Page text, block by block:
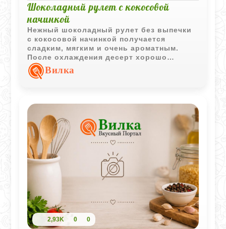
Шоколадный рулет с кокосовой
начинкой
Нежный шоколадный рулет без выпечки
с кокосовой начинкой получается
сладким, мягким и очень ароматным.
После охлаждения десерт хорошо
держит форму и красиво смотрится в
нарезке.
Вилка
2,93K 0 0